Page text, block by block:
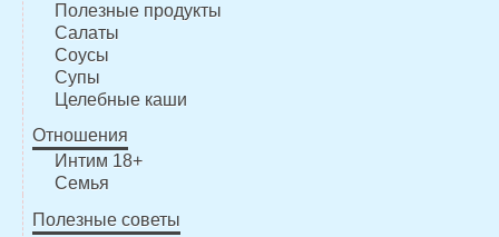
Полезные продукты
Салаты
Соусы
Супы
Целебные каши
Отношения
Интим 18+
Семья
Полезные советы